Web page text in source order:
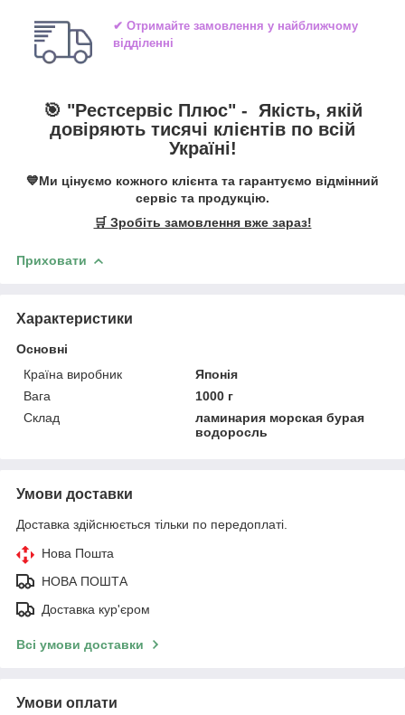
✔ Отримайте замовлення у найближчому
відділенні
🎯 "Рестсервіс Плюс" - Якість, якій
довіряють тисячі клієнтів по всій
Україні!
💙Ми цінуємо кожного клієнта та гарантуємо відмінний
сервіс та продукцію.
🛒 Зробіть замовлення вже зараз!
Приховати
Характеристики
Основні
Країна виробник
Японія
Вага
1000 г
Склад
ламинария морская бурая
водоросль
Умови доставки
Доставка здійснюється тільки по передоплаті.
Нова Пошта
НОВА ПОШТА
Доставка кур'єром
Всі умови доставки
Умови оплати